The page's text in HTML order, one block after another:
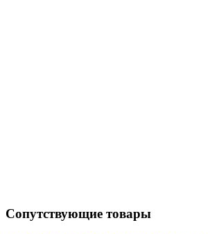
Сопутствующие товары